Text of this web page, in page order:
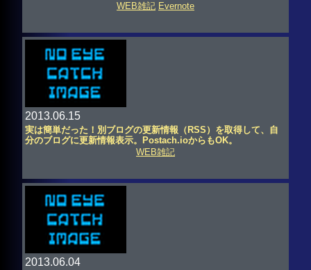
WEB雑記 Evernote
2013.06.15
実は簡単だった！別ブログの更新情報（RSS）を取得して、自
分のブログに更新情報表示。Postach.ioからもOK。
WEB雑記
2013.06.04